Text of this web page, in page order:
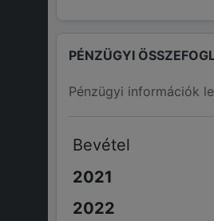
PÉNZÜGYI
Pénzügyi információk
Bevétel